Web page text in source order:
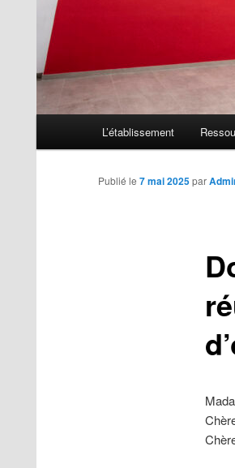
L’établissement
Publié le 7 mai 2025par